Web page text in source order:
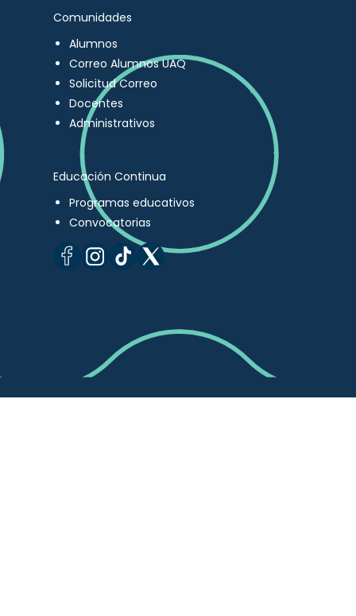
Comunidades
Alumnos
Correo Alumnos UAQ
Solicitud Correo
Docentes
Administrativos
Educación Continua
Programas educativos
Convocatorias